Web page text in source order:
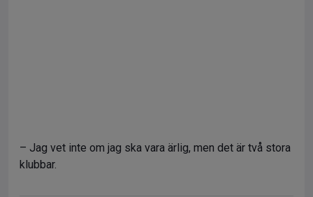
– Jag vet inte om jag ska vara ärlig, men det är två stora
klubbar.